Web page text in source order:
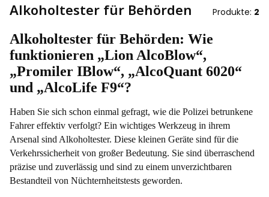
Alkoholtester für Behörden Produkte: 2
Alkoholtester für Behörden: Wie
funktionieren „Lion AlcoBlow“,
„Promiler IBlow“, „AlcoQuant 6020“
und „AlcoLife F9“?
Haben Sie sich schon einmal gefragt, wie die Polizei betrunkene
Fahrer effektiv verfolgt? Ein wichtiges Werkzeug in ihrem
Arsenal sind Alkoholtester. Diese kleinen Geräte sind für die
Verkehrssicherheit von großer Bedeutung. Sie sind überraschend
präzise und zuverlässig und sind zu einem unverzichtbaren
Bestandteil von Nüchternheitstests geworden.